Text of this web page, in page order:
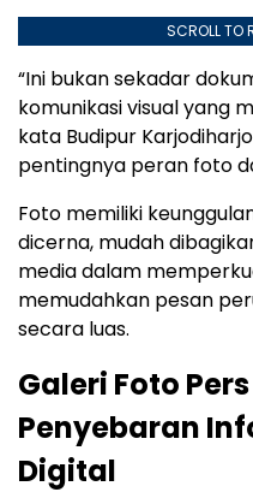
SCROLL TO
“Ini bukan sekadar
komunikasi visual yang
kata Budipur
pentingnya peran foto
Foto memiliki
dicerna, mudah
media dalam
memudahkan pesan
secara luas.
Galeri Foto
Penyebaran
Digital